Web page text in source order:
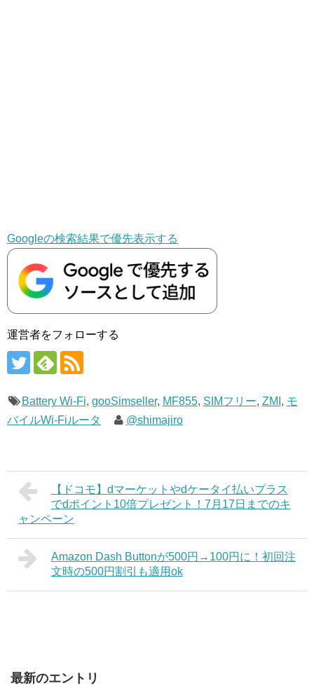
Googleの検索結果で優先表示する
運営者をフォローする
Battery Wi-Fi, gooSimseller, MF855, SIMフリー, ZMI , モ
バイルWi-Fiルータ
@shimajiro
【ドコモ】dマーケットやdケータイ払いプラス
でdポイント10倍プレゼント！7月17日までのキ
ャンペーン
Amazon Dash Buttonが500円→100円に！初回注
文時の500円割引も適用ok
最新のエントリ